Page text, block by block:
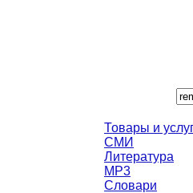
Товары и
СМИ
Литература
MP3
Словари